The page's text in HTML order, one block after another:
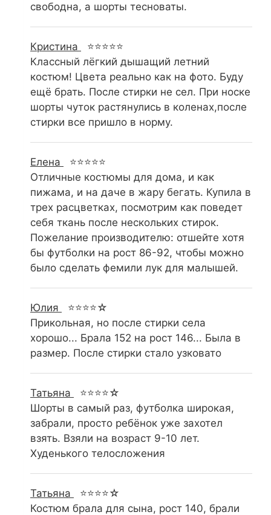
свободна, а шорты тесноваты.
Кристина
⭐⭐⭐⭐⭐
Классный лёгкий дышащий летний
костюм! Цвета реально как на фото. Буду
ещё брать. После стирки не сел. При носке
шорты чуток растянулись в коленах,после
стирки все пришло в норму.
Елена
⭐⭐⭐⭐⭐
Отличные костюмы для дома, и как
пижама, и на даче в жару бегать. Купила в
трех расцветках, посмотрим как поведет
себя ткань после нескольких стирок.
Пожелание производителю: отшейте хотя
бы футболки на рост 86-92, чтобы можно
было сделать фемили лук для малышей.
Юлия
⭐⭐⭐⭐☆
Прикольная, но после стирки села
хорошо... Брала 152 на рост 146... Была в
размер. После стирки стало узковато
Татьяна
⭐⭐⭐⭐☆
Шорты в самый раз, футболка широкая,
забрали, просто ребёнок уже захотел
взять. Взяли на возраст 9-10 лет.
Худенького телосложения
Татьяна
⭐⭐⭐⭐☆
Костюм брала для сына, рост 140, брали